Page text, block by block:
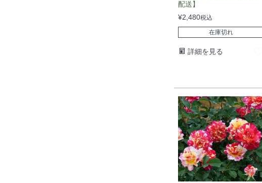
配送】
¥2,480税込
在庫切れ
詳細を見る